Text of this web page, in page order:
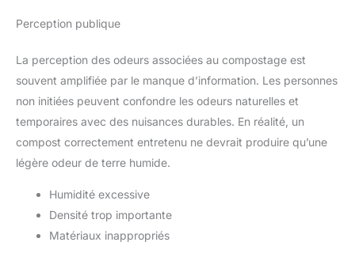
Perception publique
La perception des odeurs associées au compostage est
souvent amplifiée par le manque d’information. Les personnes
non initiées peuvent confondre les odeurs naturelles et
temporaires avec des nuisances durables. En réalité, un
compost correctement entretenu ne devrait produire qu’une
légère odeur de terre humide.
Humidité excessive
Densité trop importante
Matériaux inappropriés